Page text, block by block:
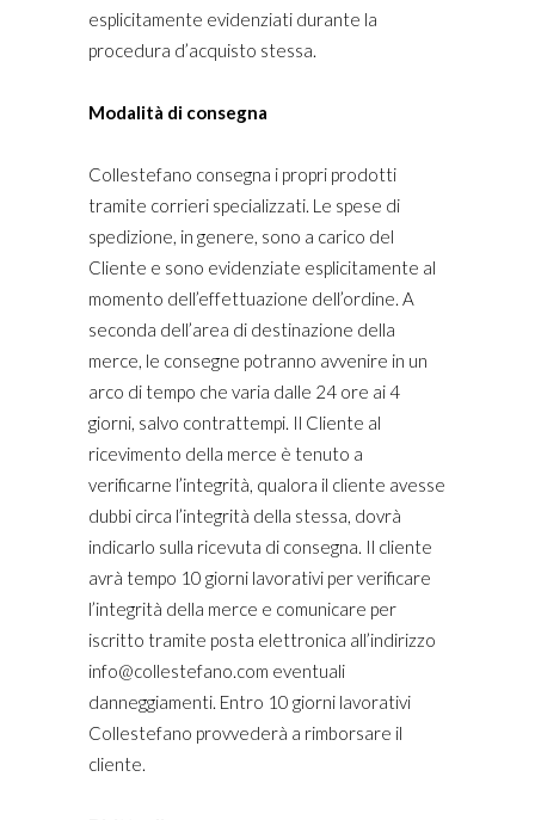
esplicitamente evidenziati durante la
procedura d’acquisto stessa.
Modalità di consegna
Collestefano consegna i propri prodotti
tramite corrieri specializzati. Le spese di
spedizione, in genere, sono a carico del
Cliente e sono evidenziate esplicitamente al
momento dell’effettuazione dell’ordine. A
seconda dell’area di destinazione della
merce, le consegne potranno avvenire in un
arco di tempo che varia dalle 24 ore ai 4
giorni, salvo contrattempi. Il Cliente al
ricevimento della merce è tenuto a
verificarne l’integrità, qualora il cliente avesse
dubbi circa l’integrità della stessa, dovrà
indicarlo sulla ricevuta di consegna. Il cliente
avrà tempo 10 giorni lavorativi per verificare
l’integrità della merce e comunicare per
iscritto tramite posta elettronica all’indirizzo
info@collestefano.com eventuali
danneggiamenti. Entro 10 giorni lavorativi
Collestefano provvederà a rimborsare il
cliente.